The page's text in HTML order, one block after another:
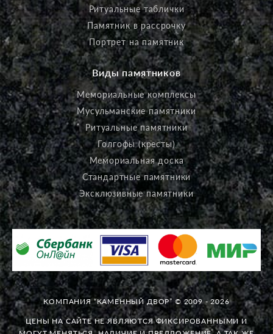
Ритуальные таблички
Памятник в рассрочку
Портрет на памятник
Виды памятников
Мемориальные комплексы
Мусульманские памятники
Ритуальные памятники
Голгофы (кресты)
Мемориальная доска
Стандартные памятники
Эксклюзивные памятники
КОМПАНИЯ “КАМЕННЫЙ ДВОР” © 2009 - 2026
ЦЕНЫ НА САЙТЕ НЕ ЯВЛЯЮТСЯ ФИКСИРОВАННЫМИ И